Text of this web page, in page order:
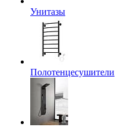
Унитазы
Полотенцесушители